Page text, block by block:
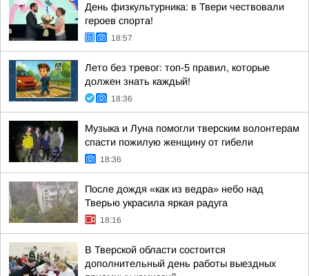
День физкультурника: в Твери чествовали
героев спорта!
18:57
Лето без тревог: топ-5 правил, которые
должен знать каждый!
18:36
Музыка и Луна помогли тверским волонтерам
спасти пожилую женщину от гибели
18:36
После дождя «как из ведра» небо над
Тверью украсила яркая радуга
18:16
В Тверской области состоится
дополнительный день работы выездных